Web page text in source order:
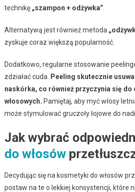
technikę „szampon + odżywka”
Alternatywą jest również metoda
zyskuje coraz większą popularność.
Dodatkowo, regularne stosowanie
zdziałać cuda.
Peeling skutecznie
naskórka, co również przyczynia się
włosowych. Pamiętaj, aby myć włosy
może stymulować gruczoły łojowe do
Jak wybrać
do włosów
Decydując się na kosmetyki do włosów
postaw na te o lekkiej konsystencji, które